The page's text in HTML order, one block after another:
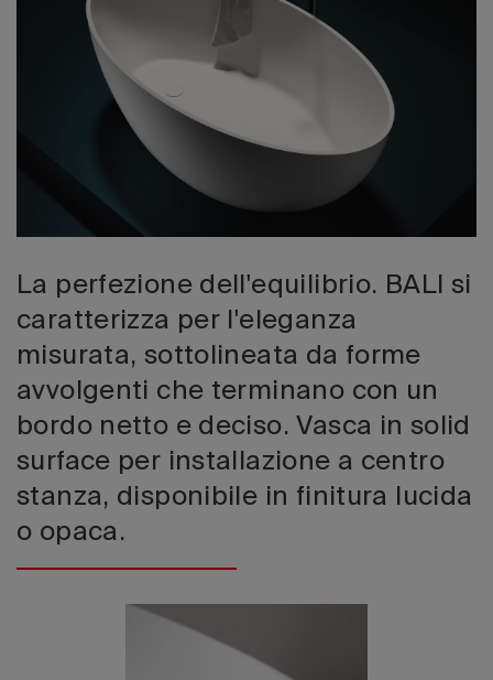
La perfezione dell'equilibrio. BALI si
caratterizza per l'eleganza
misurata, sottolineata da forme
avvolgenti che terminano con un
bordo netto e deciso. Vasca in solid
surface per installazione a centro
stanza, disponibile in finitura lucida
o opaca.